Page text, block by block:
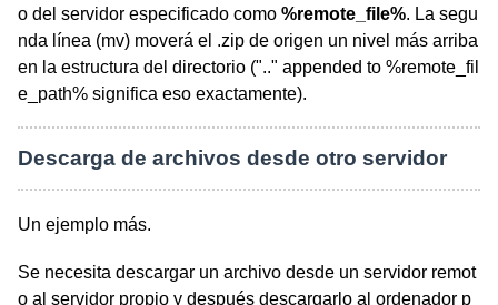
o del servidor especificado como %remote_file%. La segu
nda línea (mv) moverá el .zip de origen un nivel más arriba
en la estructura del directorio (".." appended to %remote_fil
e_path% significa eso exactamente).
Descarga de archivos desde otro servidor
Un ejemplo más.
Se necesita descargar un archivo desde un servidor remot
o al servidor propio y después descargarlo al ordenador p